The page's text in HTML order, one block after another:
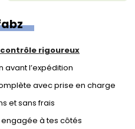
rigoureux
l’expédition
avec prise en charge
et sans frais
à tes côtés